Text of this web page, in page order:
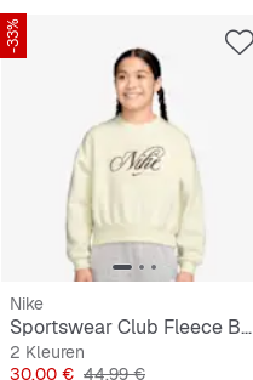
-33%
Nike
Sportswear Club Fleece Boxy Graphic Crew
2 Kleuren
Prijs
30,00 € Originele Prijs
44,99 €